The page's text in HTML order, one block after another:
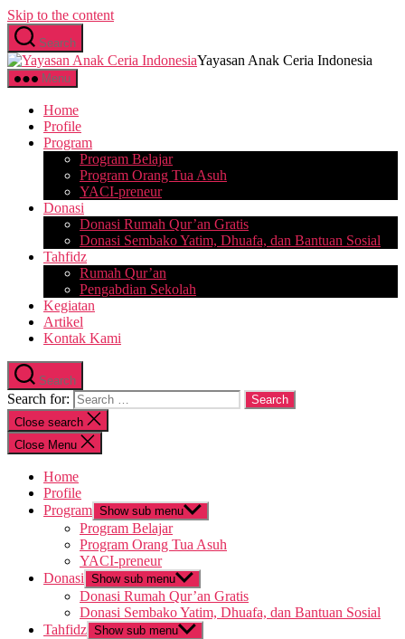
Skip to the content
Search
Yayasan Anak Ceria Indonesia
Menu
Home
Profile
Program
Program Belajar
Program Orang Tua Asuh
YACI-preneur
Donasi
Donasi Rumah Qur’an Gratis
Donasi Sembako Yatim, Dhuafa, dan Bantuan Sosial
Tahfidz
Rumah Qur’an
Pengabdian Sekolah
Kegiatan
Artikel
Kontak Kami
Search
Search for:
Close search
Close Menu
Home
Profile
Program Show sub menu
Program Belajar
Program Orang Tua Asuh
YACI-preneur
Donasi Show sub menu
Donasi Rumah Qur’an Gratis
Donasi Sembako Yatim, Dhuafa, dan Bantuan Sosial
Tahfidz Show sub menu